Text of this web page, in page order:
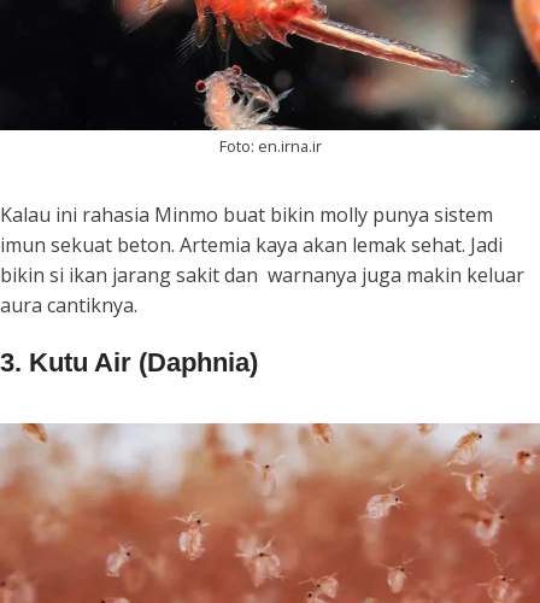
Foto: en.irna.ir
Kalau ini rahasia Minmo buat bikin molly punya sistem
imun sekuat beton. Artemia kaya akan lemak sehat. Jadi
bikin si ikan jarang sakit dan warnanya juga makin keluar
aura cantiknya.
3. Kutu Air (Daphnia)